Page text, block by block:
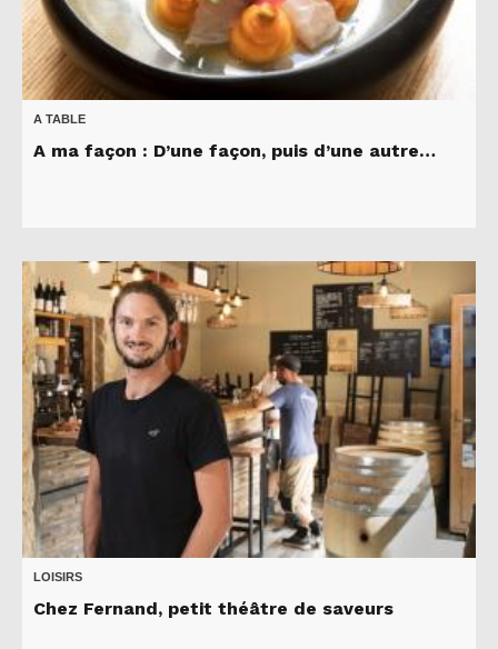
A TABLE
A ma façon : D’une façon, puis d’une autre…
LOISIRS
Chez Fernand, petit théâtre de saveurs